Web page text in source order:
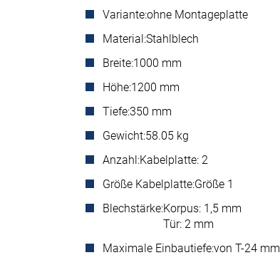
Variante:ohne Montageplatte
Material:Stahlblech
Breite:1000 mm
Höhe:1200 mm
Tiefe:350 mm
Gewicht:58.05 kg
Anzahl:Kabelplatte: 2
Größe Kabelplatte:Größe 1
Blechstärke:Korpus: 1,5 mm
Tür: 2 mm
Maximale Einbautiefe:von T-24 mm